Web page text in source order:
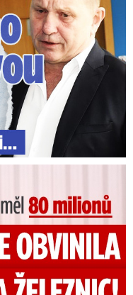
exšéfa železnic!